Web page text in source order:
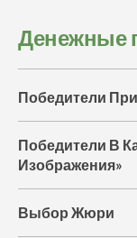
Денежные
Победители
Победители В
Изображения»
Выбор Жюри